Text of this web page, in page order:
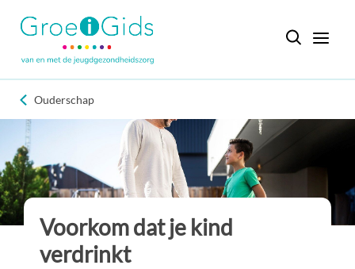
Ouderschap
Voorkom dat je kind
verdrinkt